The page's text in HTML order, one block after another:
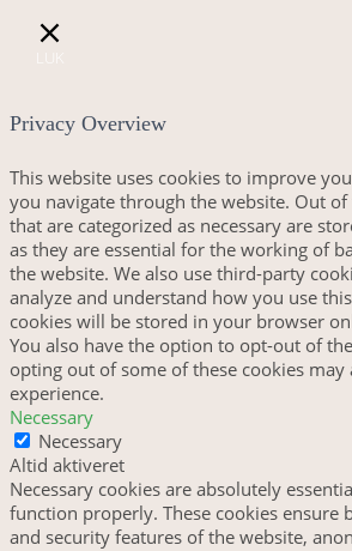
Privacy Overview
This website uses cookies to improve
you navigate through the website. Out of
that are categorized as necessary are
as they are essential for the working of
the website. We also use third-party
analyze and understand how you use
cookies will be stored in your browser
You also have the option to opt-out of
opting out of some of these cookies
experience.
Necessary
Necessary
Altid aktiveret
Necessary cookies are absolutely
function properly. These cookies ensure
and security features of the website,